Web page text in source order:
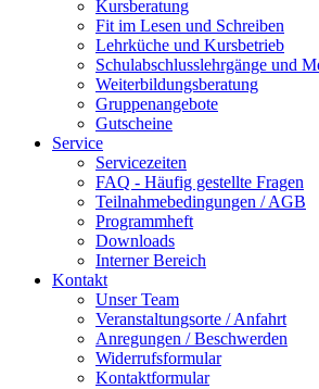
Kursberatung
Fit im Lesen und Schreiben
Lehrküche und Kursbetrieb
Schulabschlusslehrgänge und
Weiterbildungsberatung
Gruppenangebote
Gutscheine
Service
Servicezeiten
FAQ - Häufig gestellte Fragen
Teilnahmebedingungen / AGB
Programmheft
Downloads
Interner Bereich
Kontakt
Unser Team
Veranstaltungsorte / Anfahrt
Anregungen / Beschwerden
Widerrufsformular
Kontaktformular